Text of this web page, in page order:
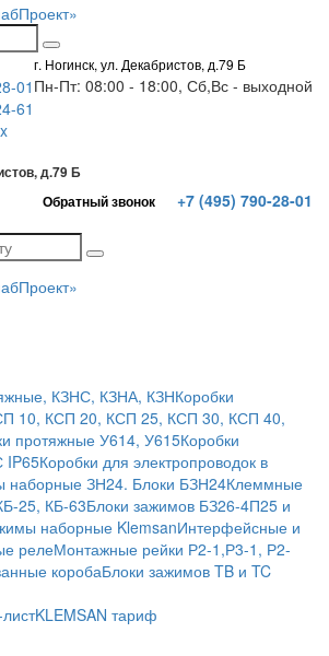
г. Ногинск, ул. Декабристов, д.79 Б
Пн-Пт: 08:00 - 18:00, Сб,Вс - выходной
01
61
д.79 Б
Обратный звонок
+7 (495) 790-28-01
КЗНС, КЗНА, КЗНКоробки
10, КСП 20, КСП 25, КСП 30, КСП 40,
протяжные У614, У615Коробки
IP65Коробки для электропроводок в
наборные ЗН24. Блоки БЗН24Клеммные
25, КБ-63Блоки зажимов БЗ26-4П25 и
наборные KlemsanИнтерфейсные и
релеМонтажные рейки Р2-1,Р3-1, Р2-
коробаБлоки зажимов TB и TC
KLEMSAN тариф